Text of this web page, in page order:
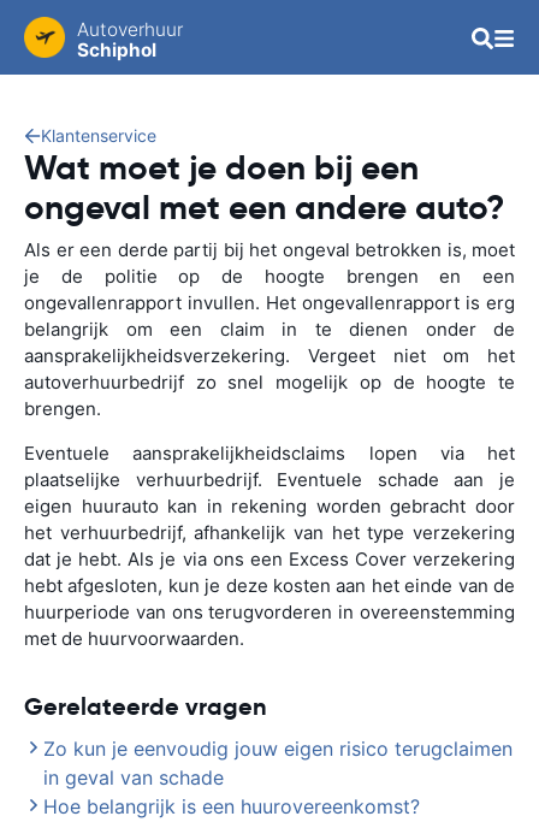
Autoverhuur
Schiphol
Klantenservice
Wat moet je doen bij een
ongeval met een andere auto?
Als er een derde partij bij het ongeval betrokken is, moet
je de politie op de hoogte brengen en een
ongevallenrapport invullen. Het ongevallenrapport is erg
belangrijk om een claim in te dienen onder de
aansprakelijkheidsverzekering. Vergeet niet om het
autoverhuurbedrijf zo snel mogelijk op de hoogte te
brengen.
Eventuele aansprakelijkheidsclaims lopen via het
plaatselijke verhuurbedrijf. Eventuele schade aan je
eigen huurauto kan in rekening worden gebracht door
het verhuurbedrijf, afhankelijk van het type verzekering
dat je hebt. Als je via ons een Excess Cover verzekering
hebt afgesloten, kun je deze kosten aan het einde van de
huurperiode van ons terugvorderen in overeenstemming
met de huurvoorwaarden.
Gerelateerde vragen
Zo kun je eenvoudig jouw eigen risico terugclaimen
in geval van schade
Hoe belangrijk is een huurovereenkomst?